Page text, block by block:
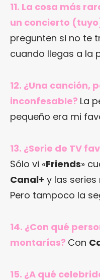
11. La cosa más
un concierto
pregunten si no te
cuando llegas a la
12. ¿Una canción,
inconfesable? La
pequeño era mi
13. ¿Serie de TV
Sólo vi «Friends»
Canal+ y las
Pero tampoco la
14. ¿Con qué
montarías? Con
15. ¿A qué